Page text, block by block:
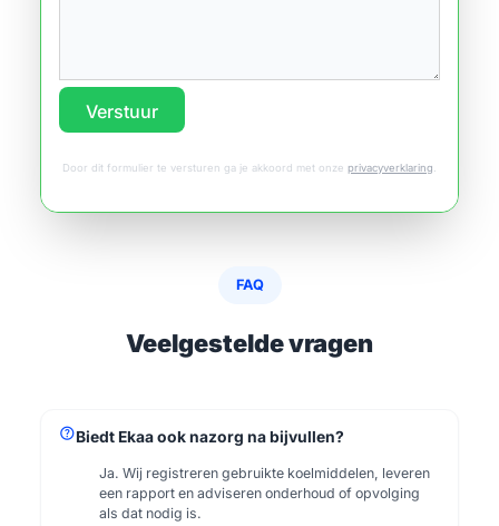
Verstuur
Door dit formulier te versturen ga je akkoord met onze privacyverklaring
FAQ
Veelgestelde vragen
helpBiedt Ekaa ook nazorg na bijvullen?
Ja. Wij registreren gebruikte koelmiddelen, leveren
een rapport en adviseren onderhoud of opvolging
als dat nodig is.